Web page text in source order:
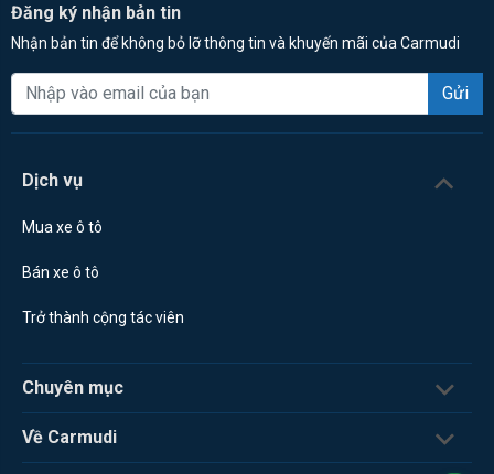
Đăng ký nhận bản tin
Nhận bản tin để không bỏ lỡ thông tin và khuyến mãi của Carmudi
Gửi
Dịch vụ
Mua xe ô tô
Bán xe ô tô
Trở thành cộng tác viên
Chuyên mục
Về Carmudi